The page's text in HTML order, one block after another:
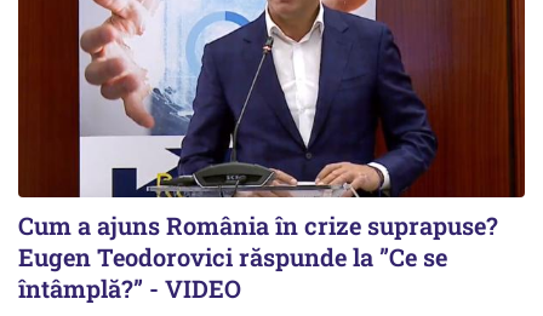
Cum a ajuns România în crize suprapuse?
Eugen Teodorovici răspunde la ”Ce se
întâmplă?” - VIDEO